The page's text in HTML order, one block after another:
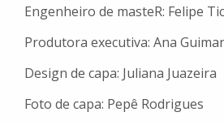
Engenheiro de masteR: Felipe
Produtora executiva: Ana
Design de capa: Juliana Juazeira
Foto de capa: Pepê Rodrigues